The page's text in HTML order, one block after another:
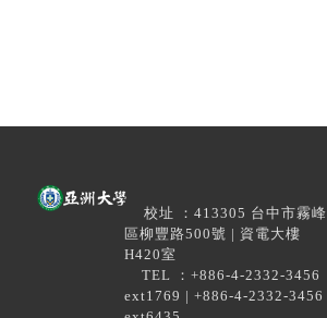
校址 ：413305 台中市霧峰
區柳豐路500號 | 資電大樓
H420室
TEL ：+886-4-2332-3456
ext1769 | +886-4-2332-3456